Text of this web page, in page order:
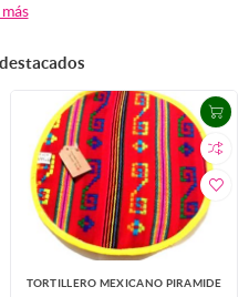
TORTILLERO MEXICANO PIRAMIDE